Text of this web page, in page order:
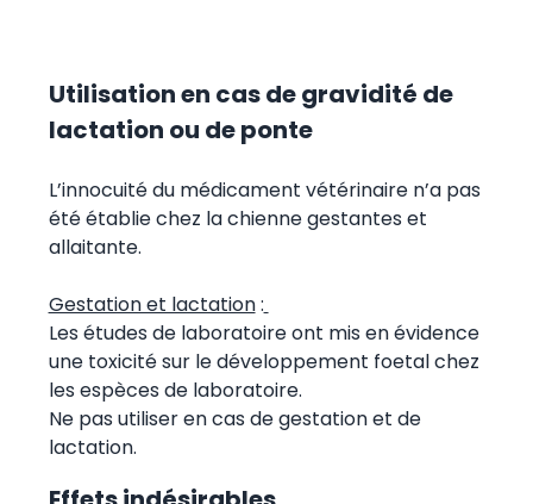
Utilisation en cas de gravidité de
lactation ou de ponte
L’innocuité du médicament vétérinaire n’a pas
été établie chez la chienne gestantes et
allaitante.
Gestation et lactation:
Les études de laboratoire ont mis en évidence
une toxicité sur le développement foetal chez
les espèces de laboratoire.
Ne pas utiliser en cas de gestation et de
lactation.